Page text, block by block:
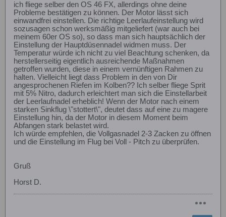
ich fliege selber den OS 46 FX, allerdings ohne deine
Probleme bestätigen zu können. Der Motor lässt sich
einwandfrei einstellen. Die richtige Leerlaufeinstellung wird
sozusagen schon werksmäßig mitgeliefert (war auch bei
meinem 60er OS so), so dass man sich hauptsächlich der
Einstellung der Hauptdüsennadel widmen muss. Der
Temperatur würde ich nicht zu viel Beachtung schenken, da
herstellerseitig eigentlich ausreichende Maßnahmen
getroffen wurden, diese in einem vernünftigen Rahmen zu
halten. Vielleicht liegt dass Problem in den von Dir
angesprochenen Riefen im Kolben?? Ich selber fliege Sprit
mit 5% Nitro, dadurch erleichtert man sich die Einstellarbeit
der Leerlaufnadel erheblich! Wenn der Motor nach einem
starken Sinkflug \"stottert\", deutet dass auf eine zu magere
Einstellung hin, da der Motor in diesem Moment beim
Abfangen stark belastet wird.
Ich würde empfehlen, die Vollgasnadel 2-3 Zacken zu öffnen
und die Einstellung im Flug bei Voll - Pitch zu überprüfen.
Gruß
Horst D.